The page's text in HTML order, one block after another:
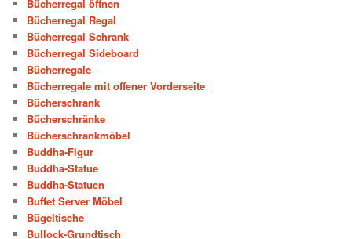
Bücherregal öffnen
Bücherregal Regal
Bücherregal Schrank
Bücherregal Sideboard
Bücherregale
Bücherregale mit offener Vorderseite
Bücherschrank
Bücherschränke
Bücherschrankmöbel
Buddha-Figur
Buddha-Statue
Buddha-Statuen
Buffet Server Möbel
Bügeltische
Bullock-Grundtisch